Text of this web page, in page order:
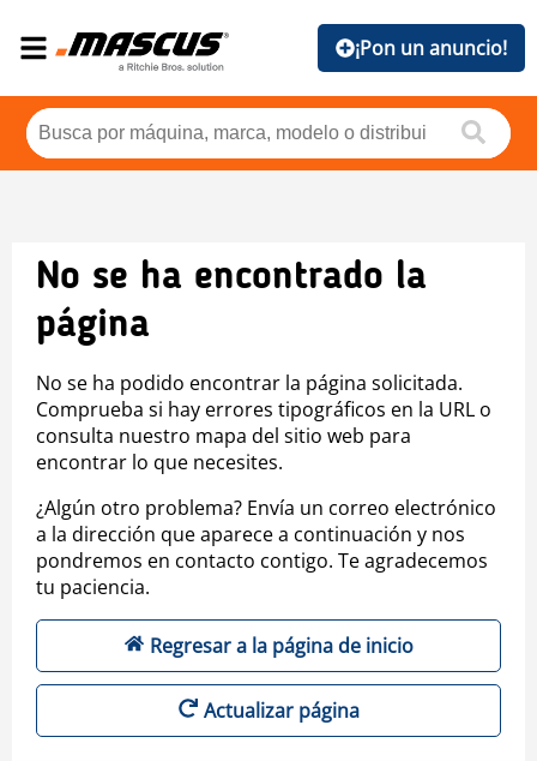
¡Pon un anuncio!
No se ha encontrado la
página
No se ha podido encontrar la página solicitada.
Comprueba si hay errores tipográficos en la URL o
consulta nuestro mapa del sitio web para
encontrar lo que necesites.
¿Algún otro problema? Envía un correo electrónico
a la dirección que aparece a continuación y nos
pondremos en contacto contigo. Te agradecemos
tu paciencia.
Regresar a la página de inicio
Actualizar página